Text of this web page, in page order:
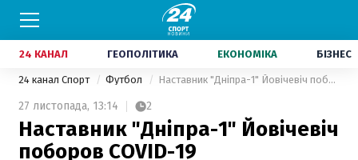
24 КАНАЛ ГЕОПОЛІТИКА ЕКОНОМІКА БІЗНЕС
24 канал Спорт Футбол Наставник "Дніпра-1" Йовічевіч поборов COVID-19
27 листопада, 13:14 2
Наставник "Дніпра-1" Йовічевіч
поборов COVID-19